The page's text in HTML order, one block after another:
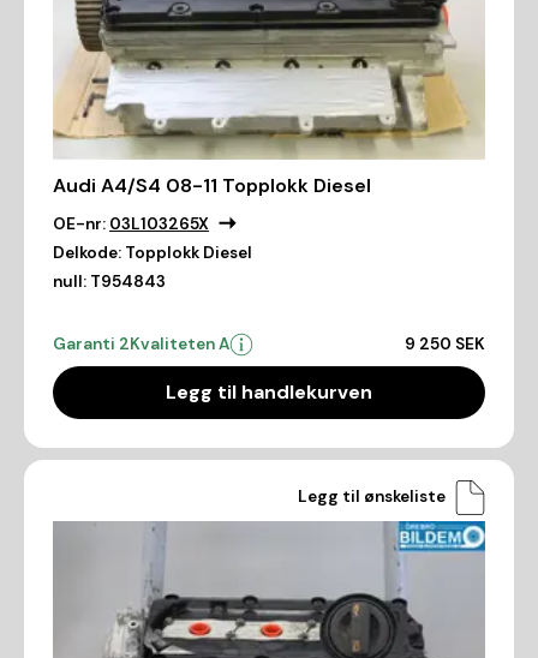
Audi A4/S4 08-11 Topplokk Diesel
OE-nr: 03L103265X
Delkode: Topplokk Diesel
null: T954843
Garanti 2Kvaliteten A 9 250 SEK
Legg til handlekurven
Legg til ønskeliste